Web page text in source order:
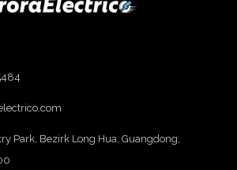
Park, Bezirk Long Hua, Guangdong,